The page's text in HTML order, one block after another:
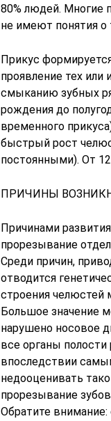
80% людей. Многие
не имеют понятия о
Прикус
проявление тех
смыканию зубных
рождения до
временного
быстрый рост
постоянными). От
ПРИЧИНЫ
Причинами
прорезывание
Среди причин,
отводится
строения челюстей
Большое значение
нарушено носовое
все органы
впоследствии
недооценивать
прорезывание
Обратите